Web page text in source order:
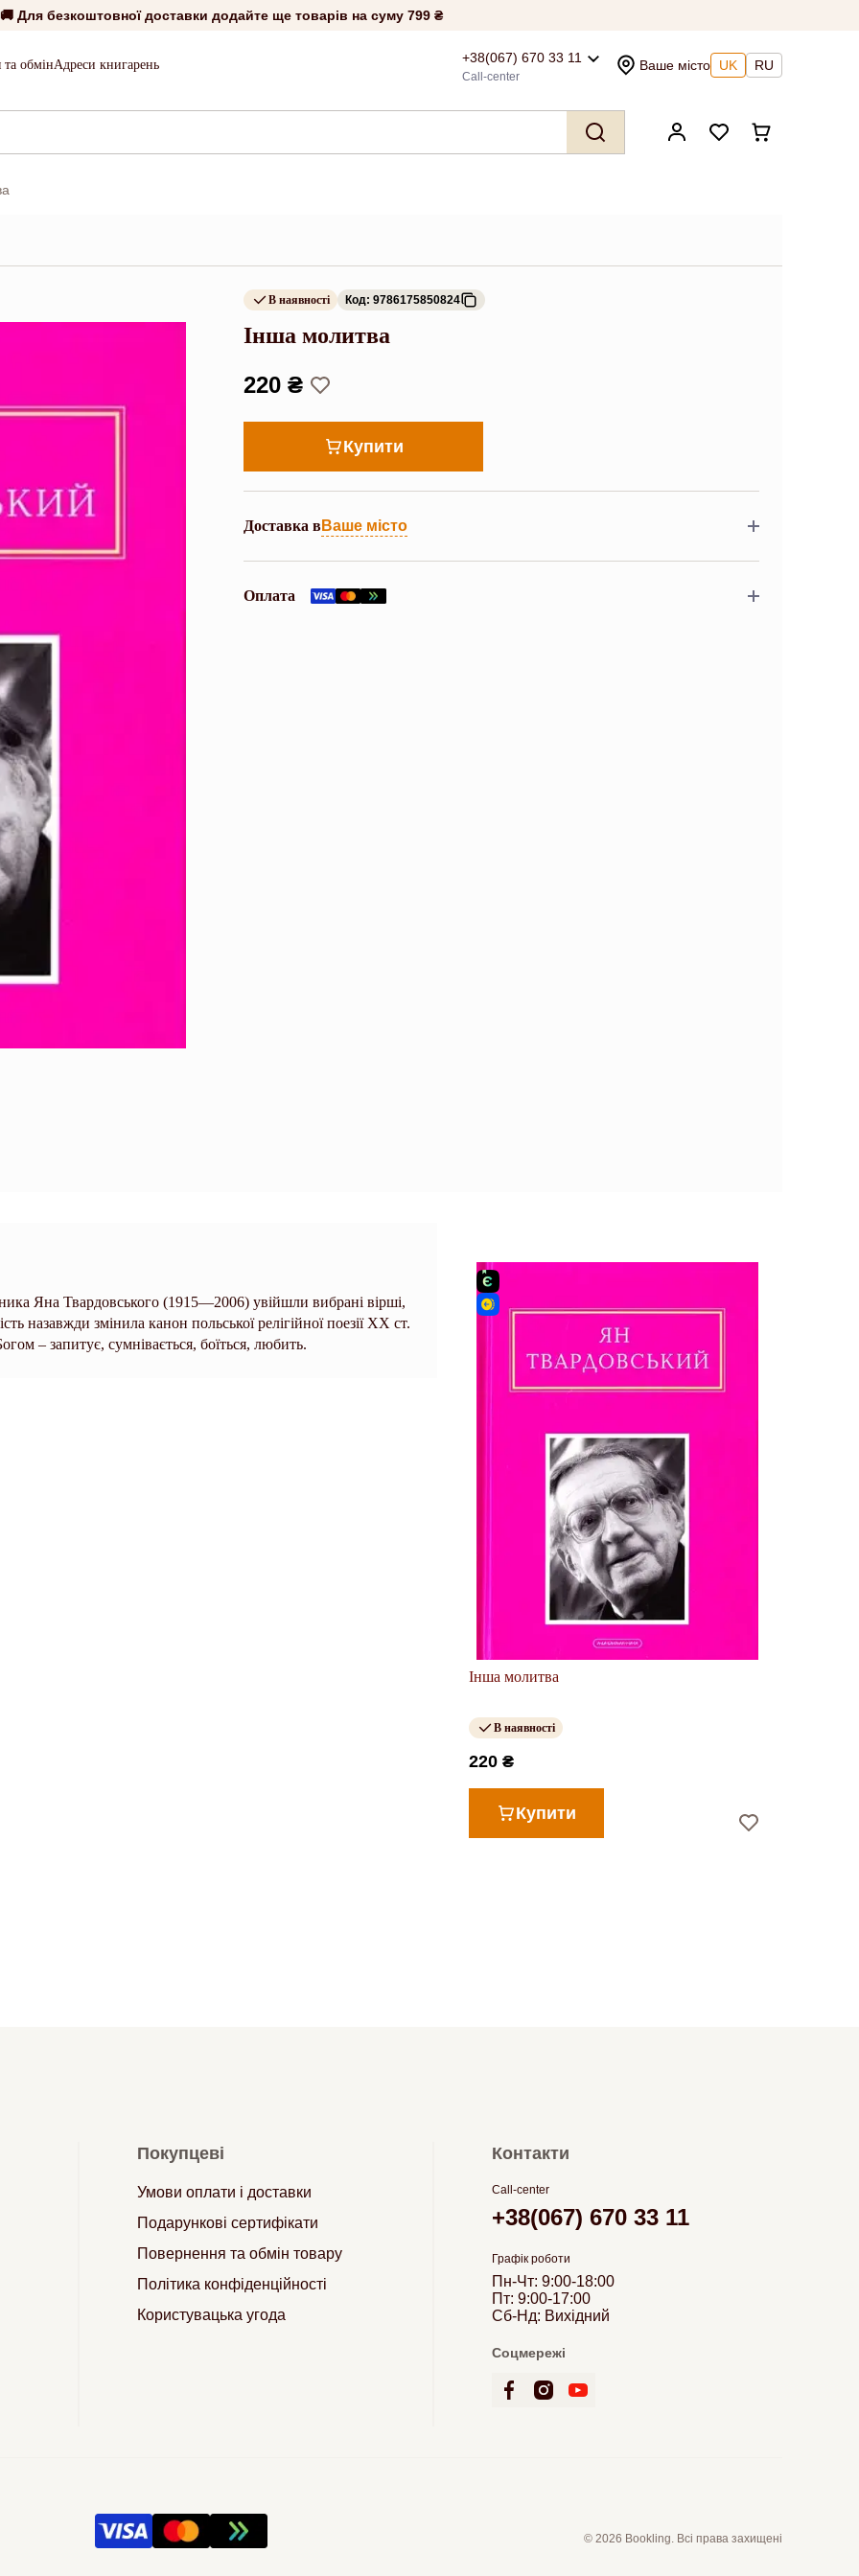
🚚 Для безкоштовної доставки додайте ще товарів на суму 799 ₴
обмінАдреси книгарень +38(067) 670 33 11
Call-center
Ваше місто UK RU
В наявності Код: 9786175850824
Інша молитва
220 ₴
Купити
Доставка вВаше місто
Оплата
Яна Твардовського (1915—2006) увійшли вибрані вірші,
назавжди змінила канон польської релігійної поезії ХХ ст.
– запитує, сумнівається, боїться, любить.
Інша молитва
В наявності
220 ₴
Купити
Покупцеві
Умови оплати і доставки
Подарункові сертифікати
Повернення та обмін товару
Політика конфіденційності
Користувацька угода
Контакти
Call-center
+38(067) 670 33 11
Графік роботи
Пн-Чт: 9:00-18:00
Пт: 9:00-17:00
Сб-Нд: Вихідний
Соцмережі
© 2026 Bookling. Всі права захищені